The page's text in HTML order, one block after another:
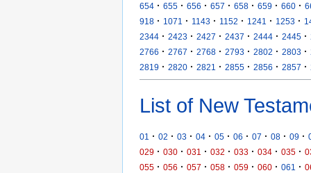
654 · 655 · 656 · 657 · 658 · 659 · 660 ·
918 · 1071 · 1143 · 1152 · 1241 · 1253 ·
2344 · 2423 · 2427 · 2437 · 2444 · 2445 ·
2766 · 2767 · 2768 · 2793 · 2802 · 2803 ·
2819 · 2820 · 2821 · 2855 · 2856 · 2857 ·
List of New
01 · 02 · 03 · 04 · 05 · 06 · 07 · 08 · 09 ·
029 · 030 · 031 · 032 · 033 · 034 · 035 ·
055 · 056 · 057 · 058 · 059 · 060 · 061 ·